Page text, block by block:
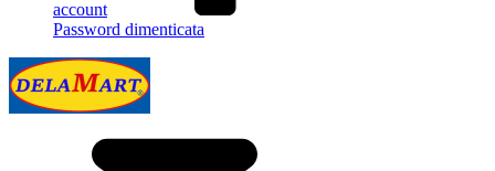
account
Password dimenticata